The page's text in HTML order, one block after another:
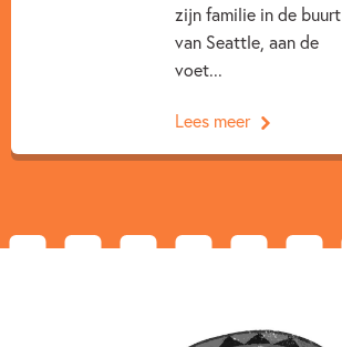
zijn familie in de buurt
van Seattle, aan de
voet...
Lees meer